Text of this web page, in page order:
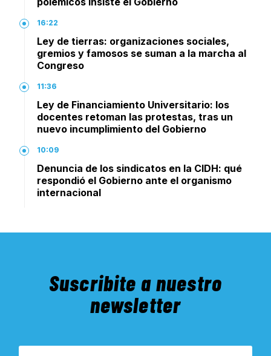
16:22
Ley de tierras: organizaciones sociales,
gremios y famosos se suman a la marcha al
Congreso
11:36
Ley de Financiamiento Universitario: los
docentes retoman las protestas, tras un
nuevo incumplimiento del Gobierno
10:09
Denuncia de los sindicatos en la CIDH: qué
respondió el Gobierno ante el organismo
internacional
Suscribite a nuestro
newsletter